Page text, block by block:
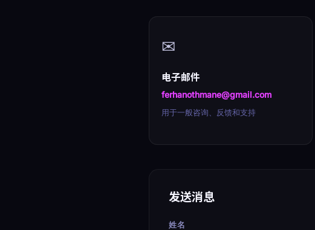
✉
电子邮件
ferhanothmane@gmail.com
用于一般咨询、反馈和支持
发送消息
姓名